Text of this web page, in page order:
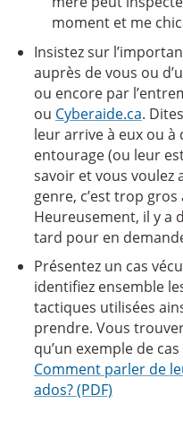
moment et me
Insistez sur
auprès de vous ou
ou encore par
ou Cyberaide.ca.
leur arrive à eux ou à
entourage (ou leur
savoir et vous voulez
genre, c’est trop
Heureusement, il y a
tard pour en
Présentez un cas
identifiez ensemble
tactiques utilisées
prendre. Vous
qu’un exemple de
Comment parler de
ados?